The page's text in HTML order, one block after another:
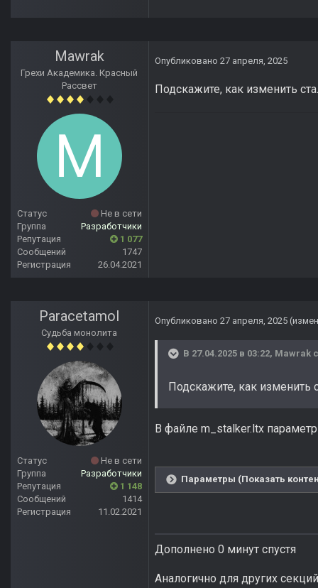
Mawrak
Грехи Академика. Красный
Рассвет
Статус
Не в сети
Группа
Разработчики
Репутация
1 077
Сообщений
1747
Регистрация
26.04.2021
Опубликовано 27 апреля, 2025
Подскажите, как изменить
Paracetamol
Судьба монолита
Статус
Не в сети
Группа
Разработчики
Репутация
1 148
Сообщений
1414
Регистрация
11.02.2021
Опубликовано 27 апреля, 2025
В 27.04.2025 в 03:22, Mawrak
Подскажите, как изменить
В файле m_stalker.ltx
Параметры (Показать
Дополнено 0 минут спустя
Аналогично для других